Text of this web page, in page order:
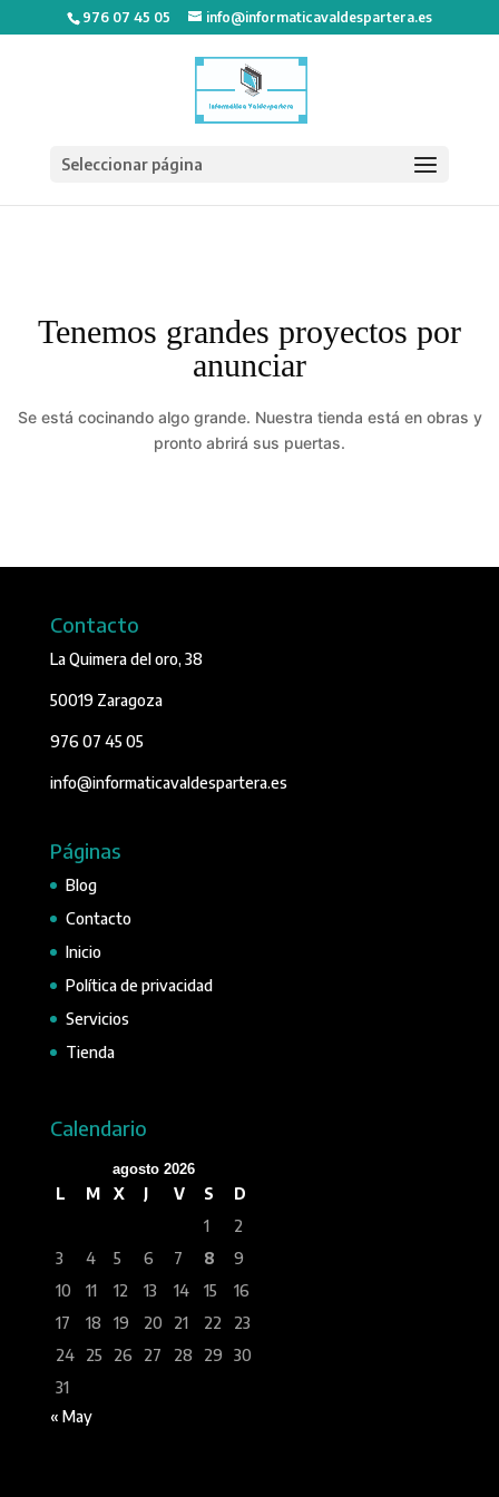
976 07 45 05 info@informaticavaldespartera.es
Seleccionar página
Tenemos grandes proyectos por
anunciar
Se está cocinando algo grande. Nuestra tienda está en obras y
pronto abrirá sus puertas.
Contacto
La Quimera del oro, 38
50019 Zaragoza
976 07 45 05
info@informaticavaldespartera.es
Páginas
Blog
Contacto
Inicio
Política de privacidad
Servicios
Tienda
Calendario
agosto 2026
L M X J V S
D
1
2
3
4 5 6 7 8
9
10
11 12 13 14 15
16
17
18 19 20 21 22
23
24
25 26 27 28 29
30
31
« May